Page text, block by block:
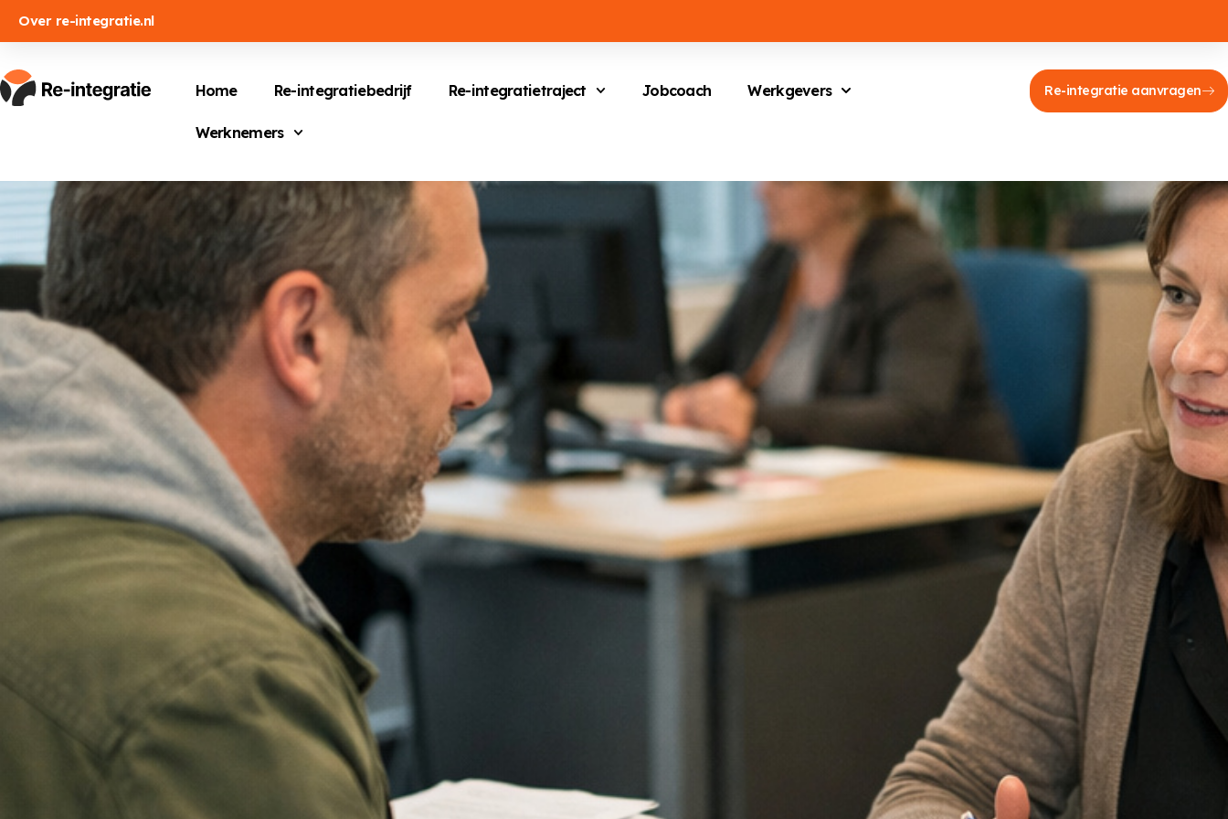
Over re-integratie.nl
Home Re-integratiebedrijf Re-integratietraject Jobcoach Werkgevers
Werknemers
Re-integratie aanvragen